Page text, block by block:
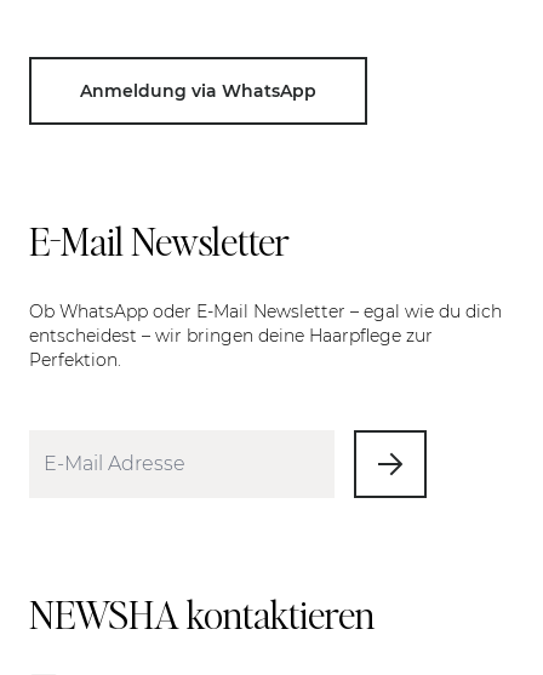
Anmeldung via WhatsApp
E-Mail Newsletter
Ob WhatsApp oder E-Mail Newsletter – egal wie du dich
entscheidest – wir bringen deine Haarpflege zur
Perfektion.
NEWSHA kontaktieren